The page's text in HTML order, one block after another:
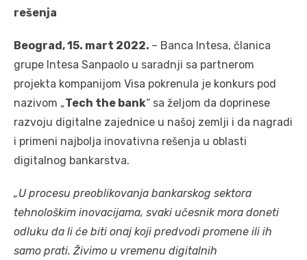
rešenja
Beograd, 15. mart 2022. – Banca Intesa, članica
grupe Intesa Sanpaolo u saradnji sa partnerom
projekta kompanijom Visa pokrenula je konkurs pod
nazivom „Tech the bank“ sa željom da doprinese
razvoju digitalne zajednice u našoj zemlji i da nagradi
i primeni najbolja inovativna rešenja u oblasti
digitalnog bankarstva.
„U procesu preoblikovanja bankarskog sektora
tehnološkim inovacijama, svaki učesnik mora doneti
odluku da li će biti onaj koji predvodi promene ili ih
samo prati. Živimo u vremenu digitalnih